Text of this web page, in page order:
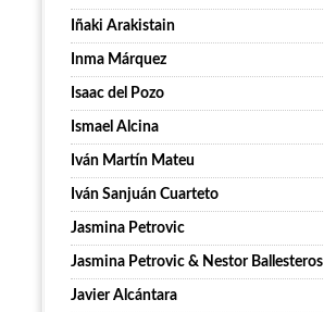
Iñaki Arakistain
Inma Márquez
Isaac del Pozo
Ismael Alcina
Iván Martín Mateu
Iván Sanjuán Cuarteto
Jasmina Petrovic
Jasmina Petrovic & Nestor Ballesteros
Javier Alcántara